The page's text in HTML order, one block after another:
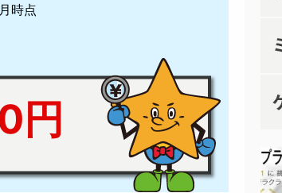
時点
円